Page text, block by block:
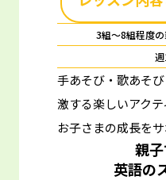
3組～8組程度
手あそび・歌あそ
激する楽しいアクテ
お子さまの成長をサ
親
英語の